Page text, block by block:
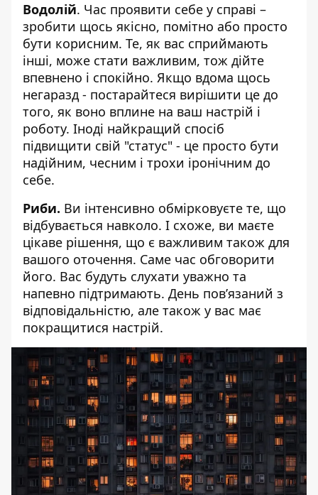
Водолій. Час проявити себе у справі –
зробити щось якісно, помітно або просто
бути корисним. Те, як вас сприймають
інші, може стати важливим, тож дійте
впевнено і спокійно. Якщо вдома щось
негаразд - постарайтеся вирішити це до
того, як воно вплине на ваш настрій і
роботу. Іноді найкращий спосіб
підвищити свій "статус" - це просто бути
надійним, чесним і трохи іронічним до
себе.
Риби. Ви інтенсивно обмірковуєте те, що
відбувається навколо. І схоже, ви маєте
цікаве рішення, що є важливим також для
вашого оточення. Саме час обговорити
його. Вас будуть слухати уважно та
напевно підтримають. День повʼязаний з
відповідальністю, але також у вас має
покращитися настрій.